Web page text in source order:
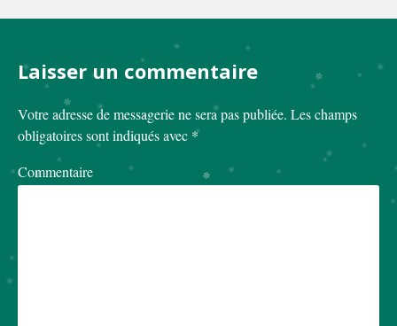
Laisser un commentaire
Votre adresse de messagerie ne sera pas publiée. Les champs
obligatoires sont indiqués avec *
Commentaire